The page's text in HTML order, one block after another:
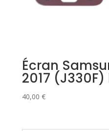
Écran
2017
40,00 €